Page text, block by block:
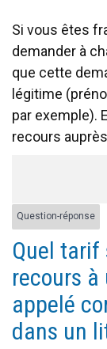
Si vous êtes
demander à
que cette
légitime
par exemple).
recours
Question-réponse
Quel tarif
recours
appelé
dans un